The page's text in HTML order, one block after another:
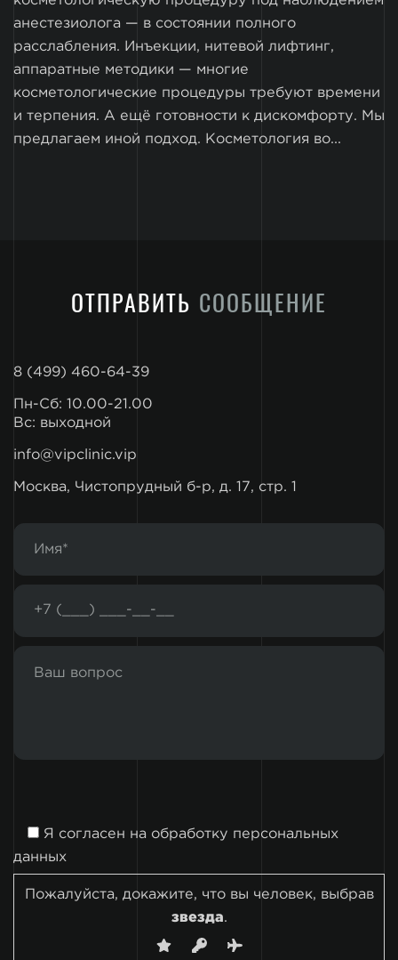
анестезиолога — в состоянии полного
расслабления. Инъекции, нитевой лифтинг,
аппаратные методики — многие
косметологические процедуры требуют времени
и терпения. А ещё готовности к дискомфорту. Мы
предлагаем иной подход. Косметология во...
ОТПРАВИТЬ СООБЩЕНИЕ
8 (499) 460-64-39
Пн-Сб: 10.00-21.00
Вс: выходной
info@vipclinic.vip
Москва, Чистопрудный б-р, д. 17, стр. 1
Я согласен на обработку персональных
данных
Пожалуйста, докажите, что вы человек, выбрав
звезда.